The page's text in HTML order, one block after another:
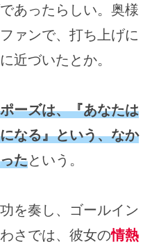
あったらしい。奥様
ァンで、打ち上げに
近づいたとか。
ーズは、『あなたは
なる』という、なか
たという。
を奏し、ゴールイン
さでは、彼女の情熱